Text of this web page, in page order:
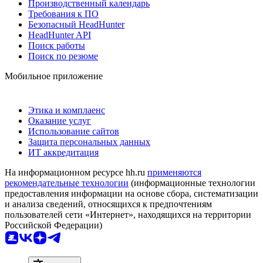
Производственный календарь
Требования к ПО
Безопасный HeadHunter
HeadHunter API
Поиск работы
Поиск по резюме
Мобильное приложение
Этика и комплаенс
Оказание услуг
Использование сайтов
Защита персональных данных
ИТ аккредитация
На информационном ресурсе hh.ru применяются
рекомендательные технологии (информационные технологии
предоставления информации на основе сбора, систематизации
и анализа сведений, относящихся к предпочтениям
пользователей сети «Интернет», находящихся на территории
Российской Федерации)